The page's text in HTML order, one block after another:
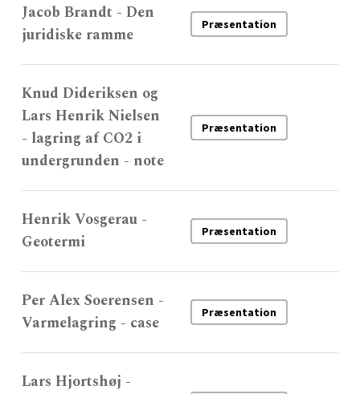
Jacob Brandt - Den
juridiske ramme
Præsentation
Knud Dideriksen og
Lars Henrik Nielsen
- lagring af CO2 i
undergrunden - note
Præsentation
Henrik Vosgerau -
Geotermi
Præsentation
Per Alex Soerensen -
Varmelagring - case
Præsentation
Lars Hjortshøj -